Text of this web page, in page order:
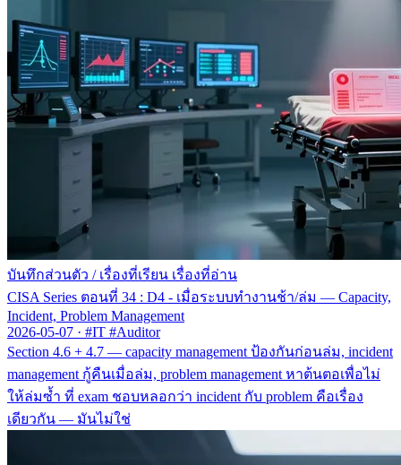
บันทึกส่วนตัว / เรื่องที่เรียน เรื่องที่อ่าน
CISA Series ตอนที่ 34 : D4 - เมื่อระบบทำงานช้า/ล่ม — Capacity,
Incident, Problem Management
2026-05-07 · #IT #Auditor
Section 4.6 + 4.7 — capacity management ป้องกันก่อนล่ม, incident
management กู้คืนเมื่อล่ม, problem management หาต้นตอเพื่อไม่
ให้ล่มซ้ำ ที่ exam ชอบหลอกว่า incident กับ problem คือเรื่อง
เดียวกัน — มันไม่ใช่